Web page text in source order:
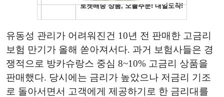
유동성 관리가 어려워진건 10년 전 판매한 고금리
보험 만기가 올해 쏟아져서다. 과거 보험사들은 경
쟁적으로 방카슈랑스 중심 8~10% 고금리 상품을
판매했다. 당시에는 금리가 높았으나 저금리 기조
로 돌아서면서 고객에게 제공하기로 한 금리대를